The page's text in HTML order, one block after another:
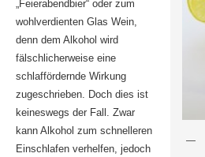
„Feierabendbier“ oder zum
wohlverdienten Glas Wein,
denn dem Alkohol wird
fälschlicherweise eine
schlaffördernde Wirkung
zugeschrieben. Doch dies ist
keineswegs der Fall. Zwar
kann Alkohol zum schnelleren
Einschlafen verhelfen, jedoch